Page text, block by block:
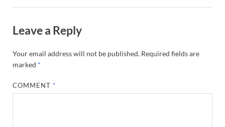
Leave a Reply
Your email address will not be published. Required fields are
marked *
COMMENT *